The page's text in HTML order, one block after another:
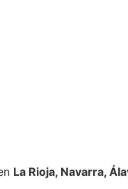
La Rioja, Navarra,